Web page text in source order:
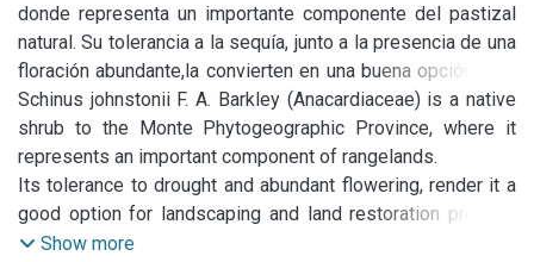
donde representa un importante componente del pastizal
natural. Su tolerancia a la sequía, junto a la presencia de una
floración abundante,la convierten en una buena opción para
proyectos paisajísticos y de restauración de ambientes
degradados y deforestados. Para tales fines es necesario
contar con informaciónacerca de sus posibilidades de
reproducción. Los objetivos de este trabajo fueron
determinar los requerimientos básicos para la germinación
de sus semillas(reproducción sexual), en condiciones de
Schinus johnstonii F. A. Barkley (Anacardiaceae) is a native
shrub to the Monte Phytogeographic Province, where it
represents an important component of rangelands.
Its tolerance to drought and abundant flowering, render it a
good option for landscaping and land restoration projects
on degraded and deforested areas. For such purposes,
Show more